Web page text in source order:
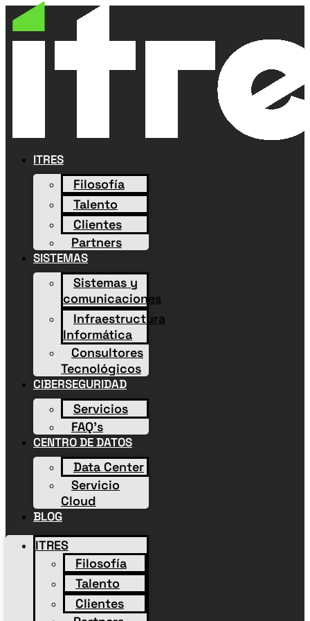
ITRES
Filosofía
Talento
Clientes
Partners
SISTEMAS
Sistemas y
comunicaciones
Infraestructura
Informática
Consultores
Tecnológicos
CIBERSEGURIDAD
Servicios
FAQ’s
CENTRO DE DATOS
Data Center
Servicio
Cloud
BLOG
ITRES
Filosofía
Talento
Clientes